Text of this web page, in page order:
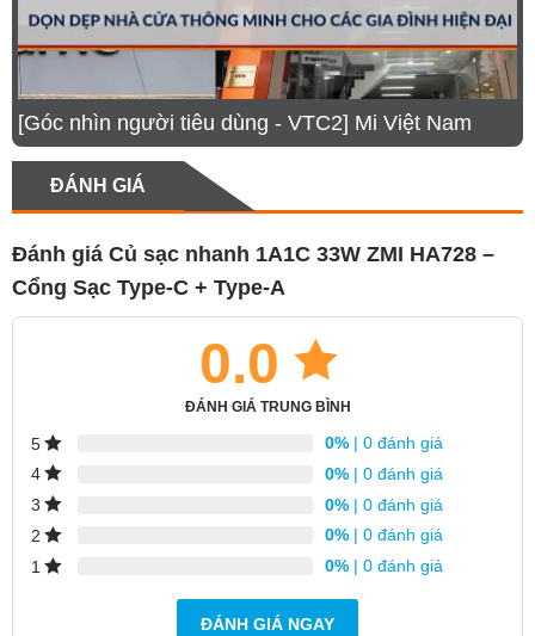
Thiết kế tinh tế, sáng tạo, nhỏ gọn
Zmi Ha728 được nhà sản xuất trang bị thiết kế lấy
màu xanh làm màu chủ đạo, ngoài ra chân cắm của
củ sạc có thể thò ra, thụt vào để hạn chế diện tích tối
đa. giúp thiết bị không chiếm qua nhiều không gian
cất giữ.
[Góc nhìn người tiêu dùng - VTC2] Mi Việt Nam
ĐÁNH GIÁ
Đánh giá Củ sạc nhanh 1A1C 33W ZMI HA728 –
Cổng Sạc Type-C + Type-A
0.0
ĐÁNH GIÁ TRUNG BÌNH
5 0% | 0 đánh giá
4
0% | 0 đánh giá
3
0% | 0 đánh giá
2
0% | 0 đánh giá
1
0% | 0 đánh giá
ĐÁNH GIÁ NGAY